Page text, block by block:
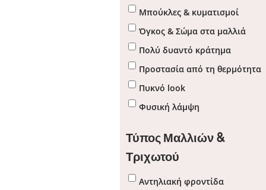
Μπούκλες & κυματισμοί
Όγκος & Σώμα στα μαλλιά
Πολύ δυαντό κράτημα
Προστασία από τη θερμότητα
Πυκνό look
Φυσική λάμψη
Τύπος Μαλλιών &
Τριχωτού
Αντηλιακή φροντίδα